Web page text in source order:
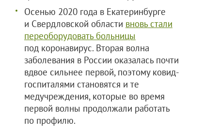
Осенью 2020 года в Екатеринбурге
и Свердловской области вновь стали
переоборудовать больницы
под коронавирус. Вторая волна
заболевания в России оказалась почти
вдвое сильнее первой, поэтому ковид-
госпиталями становятся и те
медучреждения, которые во время
первой волны продолжали работать
по профилю.